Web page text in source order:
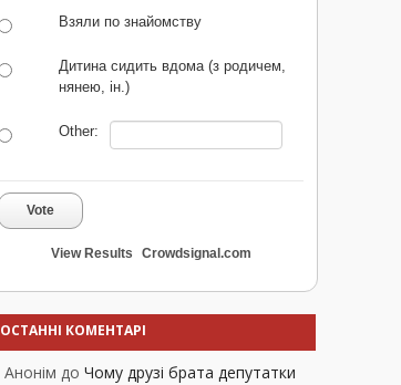
Взяли по знайомству
Дитина сидить вдома (з родичем,
нянею, ін.)
Other:
Vote
View Results Crowdsignal.com
ОСТАННІ КОМЕНТАРІ
Анонім до Чому друзі брата депутатки